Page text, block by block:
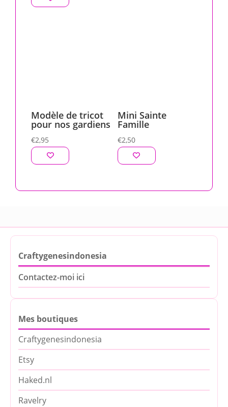
Modèle de tricot
pour nos gardiens
€2,95
Mini Sainte
Famille
€2,50
Craftygenesindonesia
Contactez-moi ici
Mes boutiques
Craftygenesindonesia
Etsy
Haked.nl
Ravelry